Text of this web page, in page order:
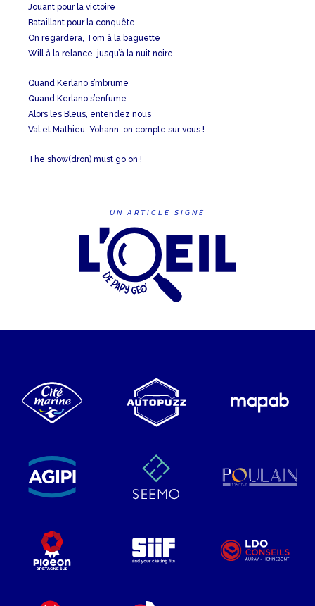
Jouant pour la victoire
Bataillant pour la conquête
On regardera, Tom à la baguette
Will à la relance, jusqu’à la nuit noire
Quand Kerlano s’mbrume
Quand Kerlano s’enfume
Alors les Bleus, entendez nous
Val et Mathieu, Yohann, on compte sur vous !
The show(dron) must go on !
UN ARTICLE SIGNÉ